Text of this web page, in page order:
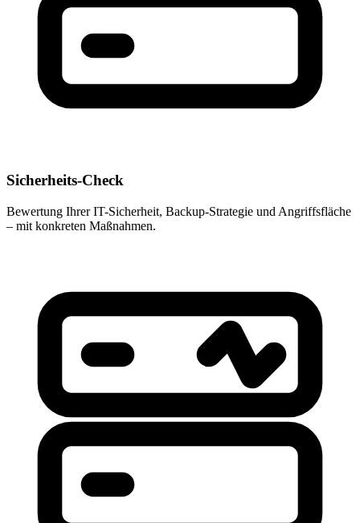
Sicherheits-Check
Bewertung Ihrer IT-Sicherheit, Backup-Strategie und Angriffsfläche
– mit konkreten Maßnahmen.